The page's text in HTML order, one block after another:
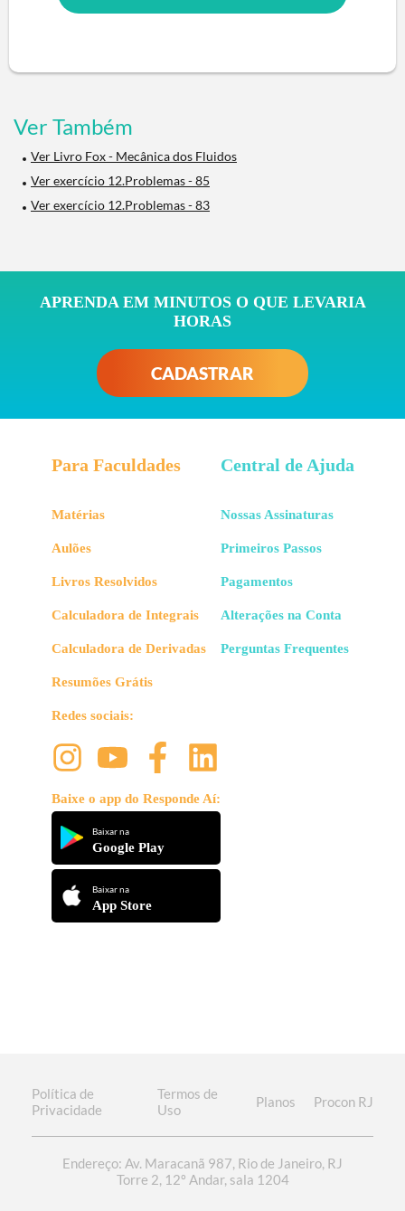
Ver Também
Ver Livro Fox - Mecânica dos Fluidos
Ver exercício 12.Problemas - 85
Ver exercício 12.Problemas - 83
APRENDA EM MINUTOS O QUE LEVARIA
HORAS
CADASTRAR
Para Faculdades
Matérias
Aulões
Livros Resolvidos
Calculadora de Integrais
Calculadora de Derivadas
Resumões Grátis
Redes sociais:
Baixe o app do Responde Aí:
Baixar na
Google Play
Baixar na
App Store
Central de Ajuda
Nossas Assinaturas
Primeiros Passos
Pagamentos
Alterações na Conta
Perguntas Frequentes
Política de
Privacidade
Termos de
Uso
Planos Procon RJ
Endereço: Av. Maracanã 987, Rio de Janeiro, RJ
Torre 2, 12º Andar, sala 1204